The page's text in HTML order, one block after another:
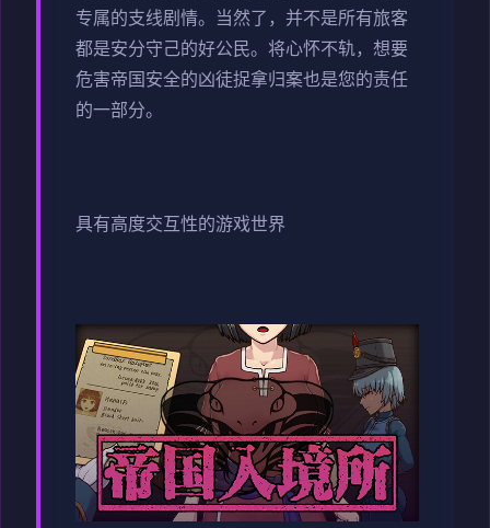
专属的支线剧情。当然了，并不是所有旅客
都是安分守己的好公民。将心怀不轨，想要
危害帝国安全的凶徒捉拿归案也是您的责任
的一部分。
具有高度交互性的游戏世界